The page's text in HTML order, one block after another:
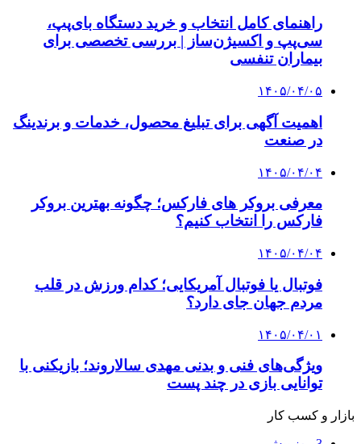
راهنمای کامل انتخاب و خرید دستگاه بای‌پپ،
سی‌پپ و اکسیژن‌ساز | بررسی تخصصی برای
بیماران تنفسی
۱۴۰۵/۰۴/۰۵
اهمیت آگهی برای تبلیغ محصول، خدمات و برندینگ
در صنعت
۱۴۰۵/۰۴/۰۴
معرفی بروکر های فارکس؛ چگونه بهترین بروکر
فارکس را انتخاب کنیم؟
۱۴۰۵/۰۴/۰۴
فوتبال یا فوتبال آمریکایی؛ کدام ورزش در قلب
مردم جهان جای دارد؟
۱۴۰۵/۰۴/۰۱
ویژگی‌های فنی و بدنی مهدی سالاروند؛ بازیکنی با
توانایی بازی در چند پست
بازار و کسب کار